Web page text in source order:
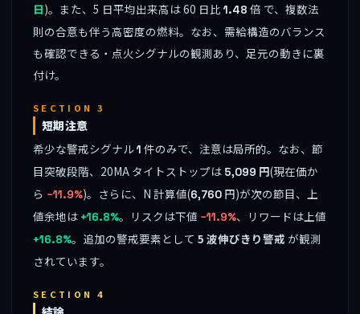
日)。また、5 日平均出来高は 60 日比1.48 倍 で、複数法
則の合意も伴う高密度の燃料。なお、需給構造のバランス
も確認できる・点火シグナルの観測あり、足元の動きに裏
付け。
SECTION 3
短期注意
希少な警戒シグナル1 件のみで、注意は局所的。なお、節
目突破段階、20MA タイトストップは 5,099 円(現在価か
ら −11.9%)。さらに、N 計算値(6,760 円)が次の節目、上
値余地は +16.8%。リスクは下値 −11.9%、リワードは上値
+16.8%。追加の警戒要素として 5 波伸びきり警戒 が観測
されています。
SECTION 4